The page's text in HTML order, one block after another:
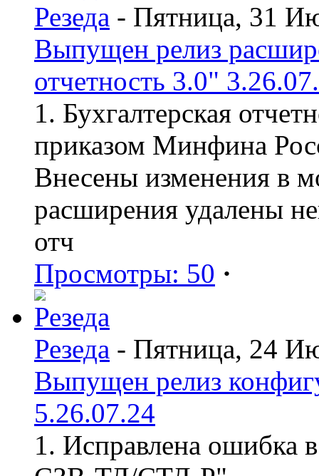
Резеда - Пятница, 31
Выпущен релиз
отчетность 3.0"
1. Бухгалтерская
приказом Минфина
Внесены изменения в
расширения удалены
отч
Просмотры: 50 ·
Резеда - Пятница, 24
Выпущен релиз
5.26.07.24
1. Исправлена ошибка